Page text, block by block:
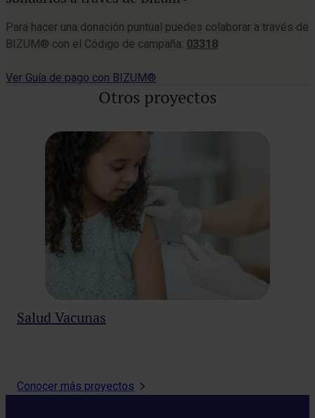
Para hacer una donación puntual puedes colaborar a través de
BIZUM® con el Código de campaña: 03318
Ver Guía de pago con BIZUM®.
Otros proyectos
Salud Vacunas
Conocer más proyectos